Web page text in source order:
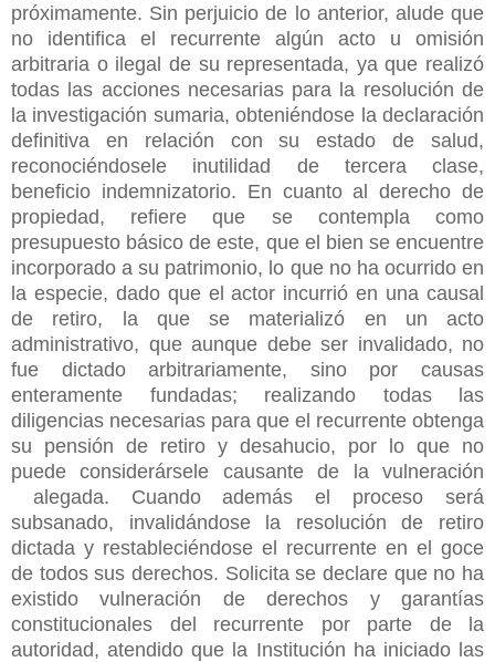
próximamente. Sin perjuicio de lo anterior, alude que
no identifica el recurrente algún acto u omisión
arbitraria o ilegal de su representada, ya que realizó
todas las acciones necesarias para la resolución de
la investigación sumaria, obteniéndose la declaración
definitiva en relación con su estado de salud,
reconociéndosele inutilidad de tercera clase,
beneficio indemnizatorio. En cuanto al derecho de
propiedad, refiere que se contempla como
presupuesto básico de este, que el bien se encuentre
incorporado a su patrimonio, lo que no ha ocurrido en
la especie, dado que el actor incurrió en una causal
de retiro, la que se materializó en un acto
administrativo, que aunque debe ser invalidado, no
fue dictado arbitrariamente, sino por causas
enteramente fundadas; realizando todas las
diligencias necesarias para que el recurrente obtenga
su pensión de retiro y desahucio, por lo que no
puede considerársele causante de la vulneración
alegada. Cuando además el proceso será
subsanado, invalidándose la resolución de retiro
dictada y restableciéndose el recurrente en el goce
de todos sus derechos. Solicita se declare que no ha
existido vulneración de derechos y garantías
constitucionales del recurrente por parte de la
autoridad, atendido que la Institución ha iniciado las